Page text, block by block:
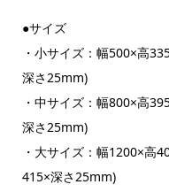
●サイズ
・小サイズ：幅500×高
深さ25mm)
・中サイズ：幅800×高
深さ25mm)
・大サイズ：幅1200×高
415×深さ25mm)